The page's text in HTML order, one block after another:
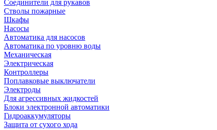
Соединители для рукавов
Стволы пожарные
Шкафы
Насосы
Автоматика для насосов
Автоматика по уровню воды
Механическая
Электрическая
Контроллеры
Поплавковые выключатели
Электроды
Для агрессивных жидкостей
Блоки электронной автоматики
Гидроаккумуляторы
Защита от сухого хода